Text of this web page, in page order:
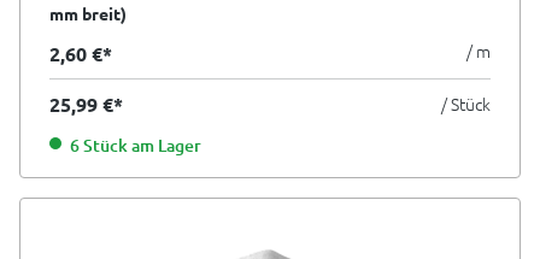
mm breit)
2,60 €* / m
25,99 €* / Stück
6 Stück am Lager